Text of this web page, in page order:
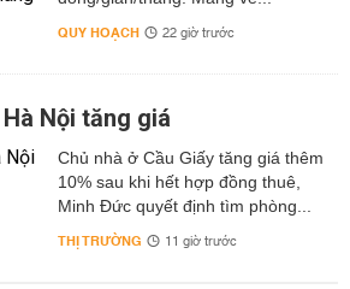
QUY HOẠCH 22 giờ trước
Nội tăng giá
Chủ nhà ở Cầu Giấy tăng giá thêm
10% sau khi hết hợp đồng thuê,
Minh Đức quyết định tìm phòng...
THỊ TRƯỜNG 11 giờ trước